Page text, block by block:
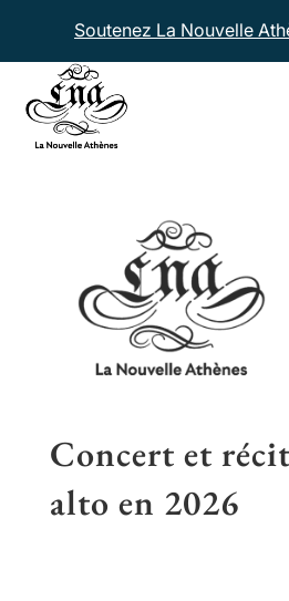
Soutenez La Nouvelle
Accueil
Concert et
alto en 2026